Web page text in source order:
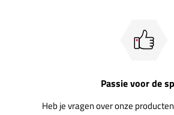
Passie voor de
Heb je vragen over onze